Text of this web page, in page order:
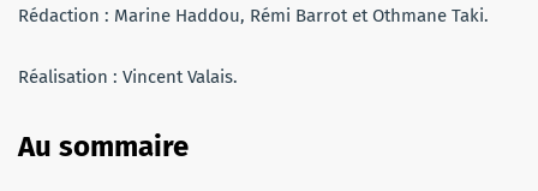
Rédaction : Marine Haddou, Rémi Barrot et Othmane Taki.
Réalisation : Vincent Valais.
Au sommaire